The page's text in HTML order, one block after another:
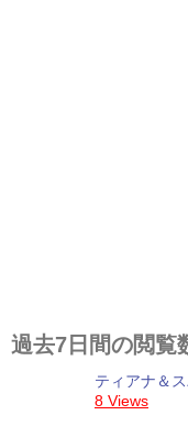
過去7日間の閲覧
ティアナ＆
8 Views